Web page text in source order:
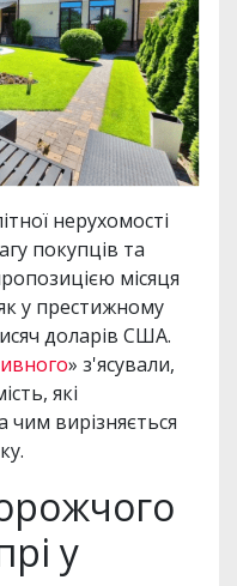
нерухомості
покупців та
місяця
у престижному
доларів США.
» з'ясували,
які
чим вирізняється
у